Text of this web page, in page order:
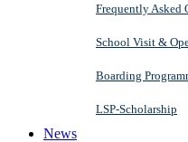
Frequently Asked
School Visit &
Boarding
LSP-Scholarship
News